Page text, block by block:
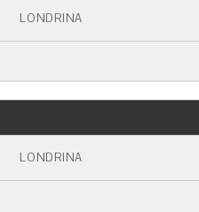
LONDRINA
LONDRINA